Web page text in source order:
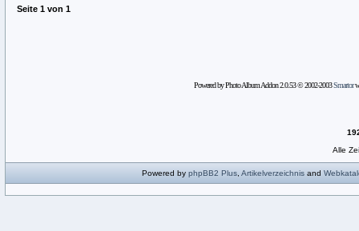
Seite 1 von 1
Powered by Photo Album Addon 2.0.53 © 2002-2003Smartor
Alle
Powered by phpBB2 Plus Artikelverzeichnis and